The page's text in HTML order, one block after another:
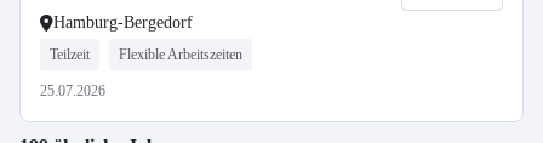
Hamburg-Bergedorf
Teilzeit Flexible Arbeitszeiten
25.07.2026